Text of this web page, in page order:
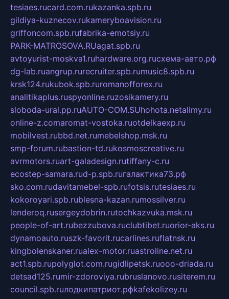
tesiaes.rucard.com.rukazanka.spb.ru
gildiya-kuznecov.rukameryboavision.ru
griffoncom.spb.rufabrika-emotsiy.ru
PARK-MATROSOVA.RUagat.spb.ru
avtoyurist-moskva1.ruhardware.org.ruсхема-авто.рф
dg-lab.ruangrup.rurecruiter.spb.rumusic8.spb.ru
krsk124.rukubok.spb.ruromanofforex.ru
analitikaplus.ruspyonline.ruzosikamery.ru
sloboda-ural.pp.ruAUTO-COM.SUhohota.netalimy.ru
online-z.comaromat-vostoka.ruotdelkaexp.ru
mobilvest.rubbd.net.rumebelshop.msk.ru
smp-forum.rubastion-td.rukosmoscreative.ru
avrmotors.ruart-galadesign.rutiffany-c.ru
ecostep-samara.rud-p.spb.ruгалактика73.рф
sko.com.rudavitamebel-spb.rufotsis.rutesiaes.ru
kokoroyari.spb.rublesna-kazan.rumossilver.ru
lenderoq.rusergeydobrin.rutochkazvuka.msk.ru
people-of-art.rubezzubova.ruclubtibet.ruorior-aks.ru
dynamoauto.ruszk-favorit.rucarlines.ruflatnsk.ru
kingbolenskaner.rualex-motor.ruastroline.net.ru
act1.spb.rupolyglot.com.rugidlipetsk.ruooo-driada.ru
detsad125.rumir-zdoroviya.rubruslanovo.rusiterem.ru
council.spb.ruлодкипатриот.рфkafekolizey.ru